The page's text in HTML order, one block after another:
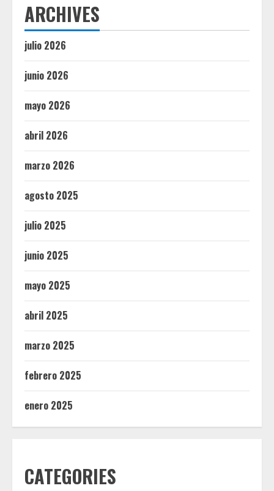
ARCHIVES
julio 2026
junio 2026
mayo 2026
abril 2026
marzo 2026
agosto 2025
julio 2025
junio 2025
mayo 2025
abril 2025
marzo 2025
febrero 2025
enero 2025
CATEGORIES